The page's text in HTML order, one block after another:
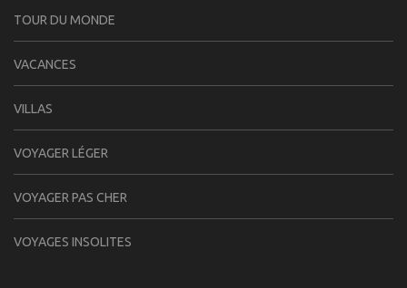
TOUR DU MONDE
VACANCES
VILLAS
VOYAGER LÉGER
VOYAGER PAS CHER
VOYAGES INSOLITES